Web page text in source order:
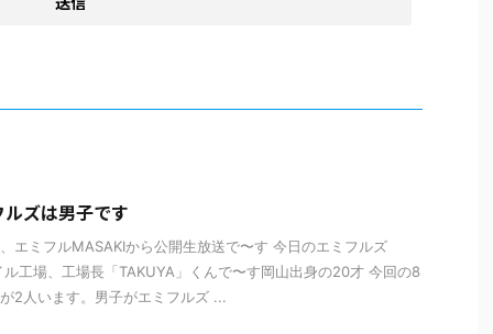
ズは男子です
エミフルMASAKIから公開生放送で〜す 今日のエミフルズ
工場、工場長「TAKUYA」くんで〜す岡山出身の20才 今回の8
2人います。男子がエミフルズ ...